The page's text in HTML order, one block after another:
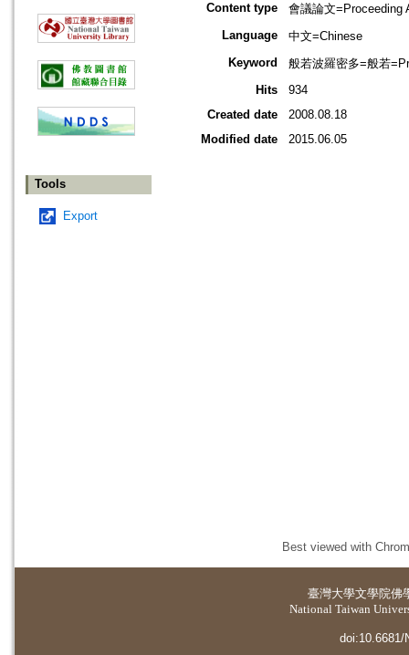
Tools
Export
Content type
會議論文=Proceeding
Language
中文=Chinese
Keyword
般若波羅密多=般若
Hits
934
Created date
2008.08.18
Modified date
2015.06.05
Best viewed with
臺灣大學文學院佛
National Taiwan
doi:10.6681/